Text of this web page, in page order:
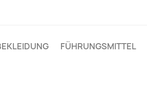
FÜHRUNGSMITTEL